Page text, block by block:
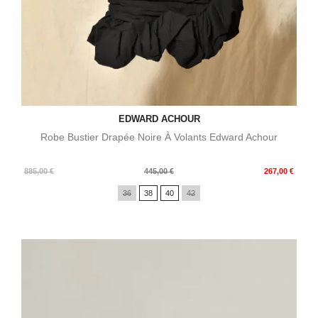
EDWARD ACHOUR
Robe Bustier Drapée Noire À Volants Edward Achour
885,00 €
Prix
445,00 € 267,00 €
Prix
36 38 40 42